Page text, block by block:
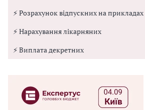
⚡ Розрахунок відпускних на прикладах
⚡ Нарахування лікарняних
⚡ Виплата декретних